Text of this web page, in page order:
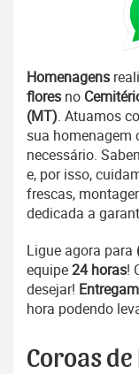
Homenagens
flores no
(MT). Atuamos
sua homenagem
necessário.
e, por isso,
frescas,
dedicada a
Ligue agora para
equipe24 horas!
desejar!
hora podendo
Coroas